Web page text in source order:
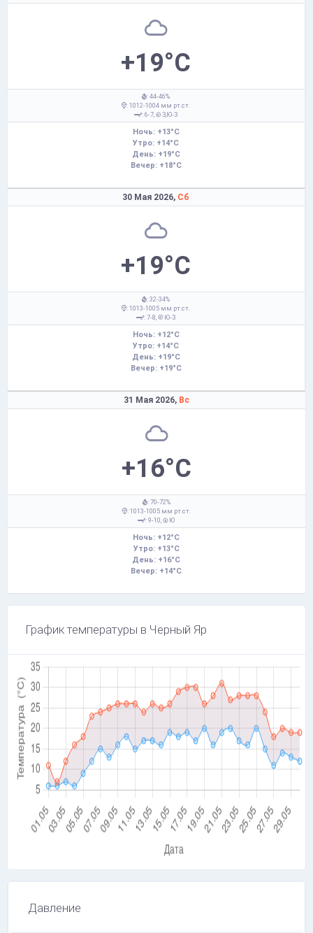
+19°C
: 44-46%
: 1012-1004 мм рт.ст.
: 6-7,
З,Ю-З
Ночь: +13°C
Утро: +14°C
День: +19°C
Вечер: +18°C
30 Мая 2026, Сб
+19°C
: 32-34%
: 1013-1005 мм рт.ст.
: 7-8,
Ю-З
Ночь: +12°C
Утро: +14°C
День: +19°C
Вечер: +19°C
31 Мая 2026, Вс
+16°C
: 70-72%
: 1013-1005 мм рт.ст.
: 9-10,
Ю
Ночь: +12°C
Утро: +13°C
День: +16°C
Вечер: +14°C
График температуры в Черный Яр
Давление